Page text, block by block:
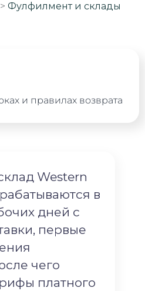
> Фулфилмент и склады
и правилах возврата
Western
в
дней с
первые
чего
платного